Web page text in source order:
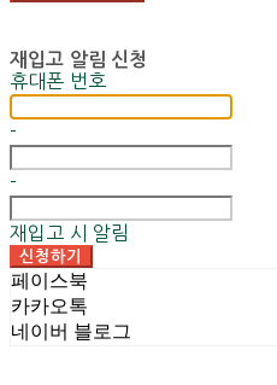
재입고 알림 신청
휴대폰 번호
-
-
재입고 시 알림
신청하기
페이스북
카카오톡
네이버 블로그